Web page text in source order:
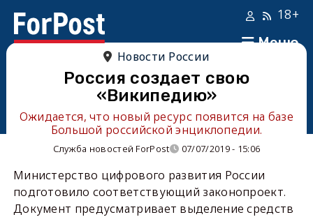
Меню
18+
Новости России
Россия создает свою
«Википедию»
Ожидается, что новый ресурс появится на базе
Большой российской энциклопедии.
Служба новостей ForPost 07/07/2019 - 15:06
Министерство цифрового развития России
подготовило соответствующий законопроект.
Документ предусматривает выделение средств